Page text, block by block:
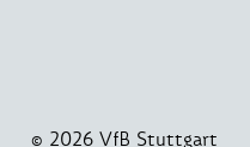
© 2026 VfB Stuttgart